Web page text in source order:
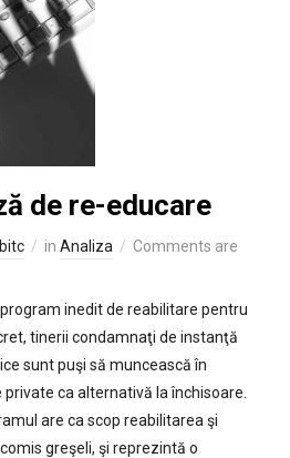
de re-educare
in Analiza
Comments are
inedit de reabilitare pentru
tinerii condamnaţi de instanţă
sunt puşi să muncească în
ca alternativă la închisoare.
are ca scop reabilitarea şi
greşeli, şi reprezintă o